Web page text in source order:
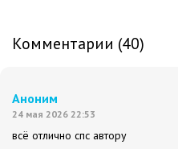
Комментарии (40)
Аноним
24 мая 2026 22:53
всё отлично спс автору